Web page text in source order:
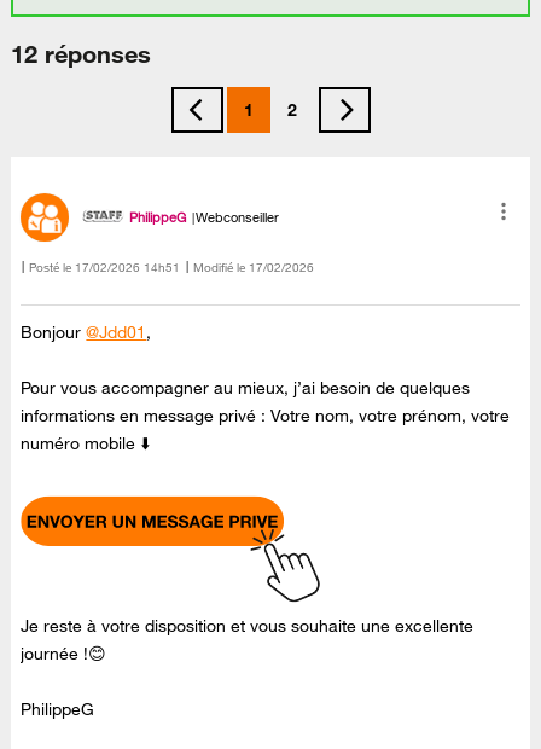
12 réponses
1 2
PhilippeG Webconseiller
Posté le ‎17/02/2026 14h51 Modifié le 17/02/2026
Bonjour@Jdd01 ,
Pour vous accompagner au mieux, j’ai besoin de quelques
informations en message privé : Votre nom, votre prénom, votre
numéro mobile ⬇️
Je reste à votre disposition et vous souhaite une excellente
journée !😊
PhilippeG